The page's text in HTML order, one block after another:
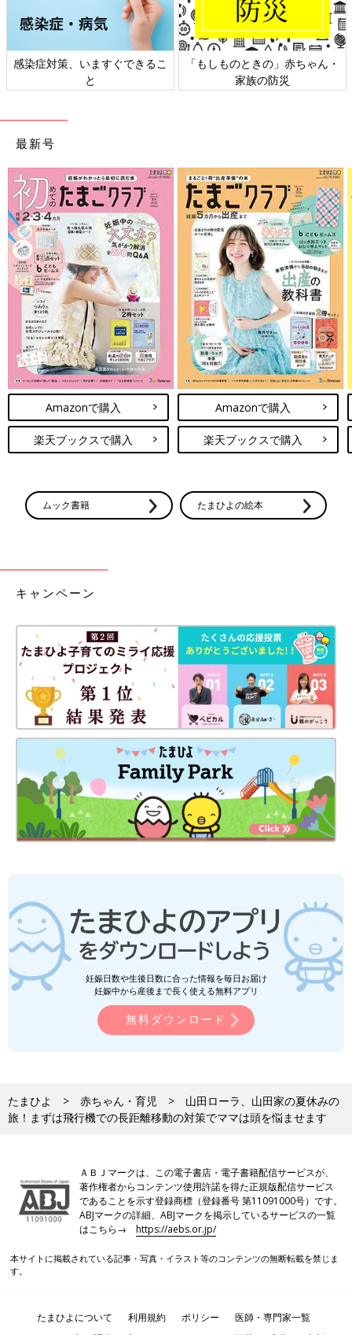
山田ローラ、山田家
キッズの食事事情。
偏食、小食、食べム
ラ、食べ過ぎ…今で
一覧
次の話
山田ローラ、山田家の
アメリカでの夏休み。
最強の室内遊び場を発
見！親にとっても最高
感染症対策、いますぐできるこ
と
「もしものときの」赤ちゃん・
家族の防災
最新号
Amazonで購入
楽天ブックスで購入
Amazonで購入
楽天ブックスで購入
ムック書籍 たまひよの絵本
キャンペーン
妊娠日数や生後日数に合った情報を毎日お届け
妊娠中から産後まで長く使える無料アプリ
無料ダウンロード
たまひよ 赤ちゃん・育児
山田ローラ、山田家の夏休みの
旅！まずは飛行機での長距離移動の対策でママは頭を悩ませます
ＡＢＪマークは、この電子書店・電子書籍配信サービスが、
著作権者からコンテンツ使用許諾を得た正規版配信サービス
であることを示す登録商標（登録番号 第11091000号）です。
ABJマークの詳細、ABJマークを掲示しているサービスの一覧
はこちら→https://aebs.or.jp/
本サイトに掲載されている記事・写真・イラスト等のコンテンツの無断転載を禁じま
す。
たまひよについて 利用規約 ポリシー
医師・専門家一覧